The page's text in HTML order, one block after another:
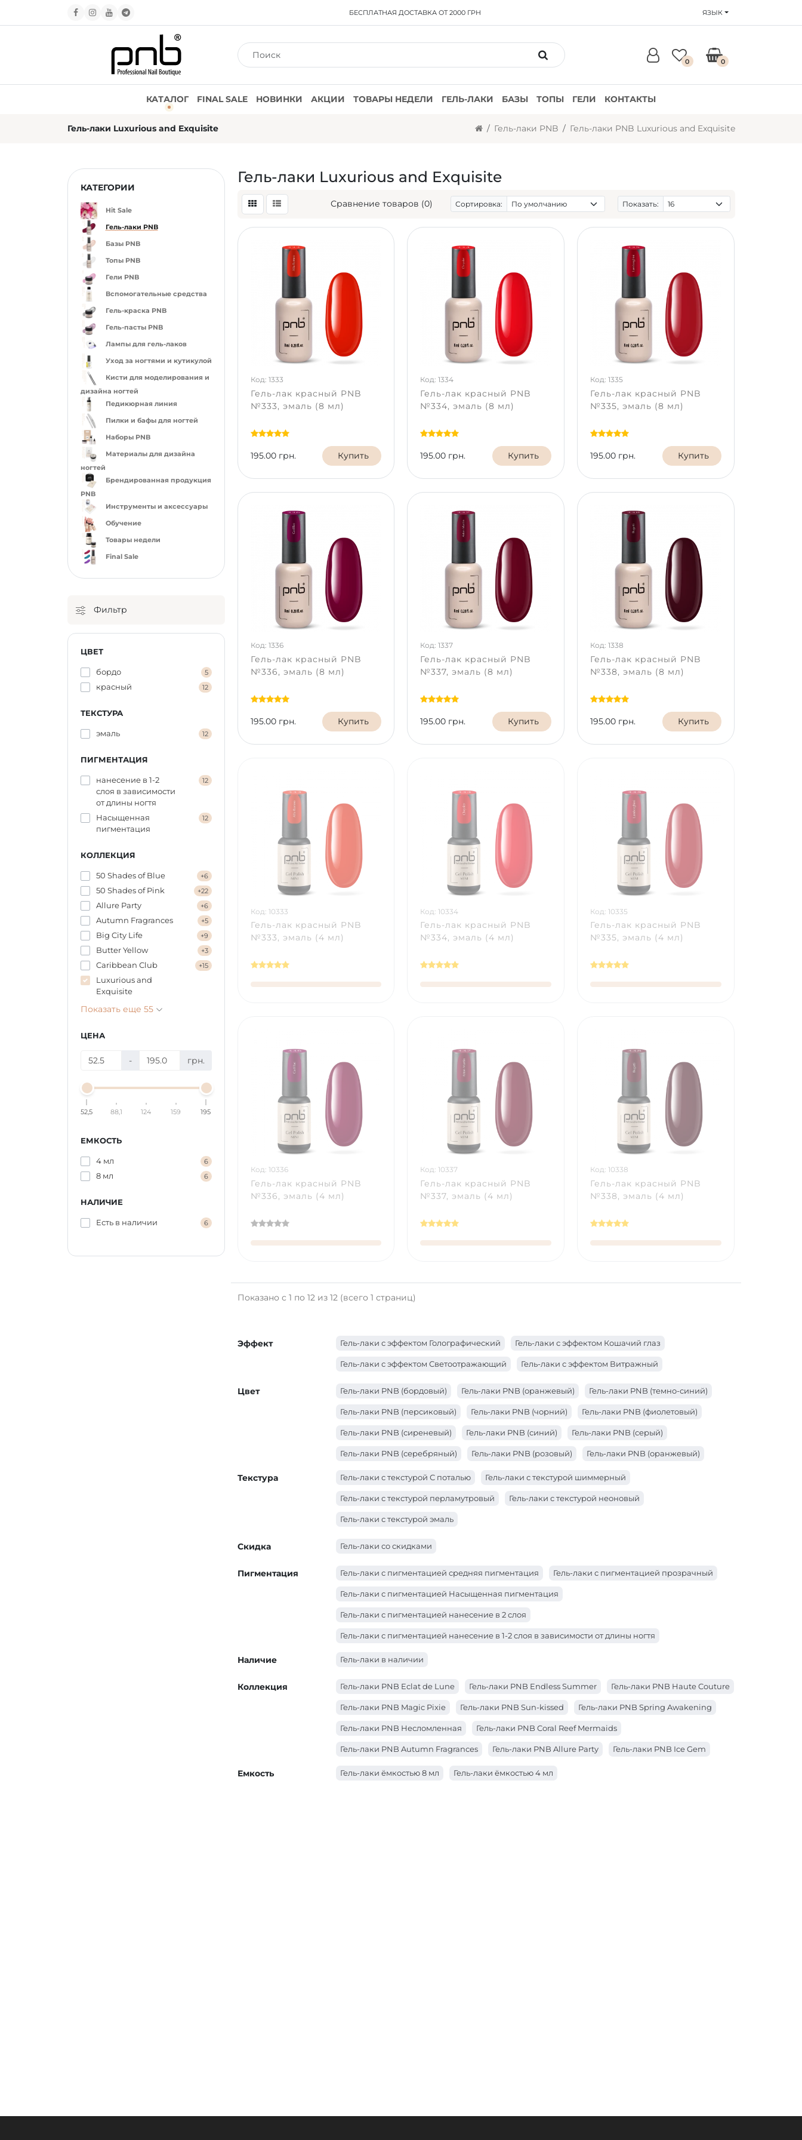
БЕСПЛАТНАЯ ДОСТАВКА ОТ 2000 ГРН ЯЗЫК
0 0
КАТАЛОГ FINAL SALE НОВИНКИ АКЦИИ ТОВАРЫ НЕДЕЛИ ГЕЛЬ-ЛАКИ БАЗЫ ТОПЫ ГЕЛИ КОНТАКТЫ
Гель-лаки Luxurious and Exquisite Гель-лаки PNB Гель-лаки PNB Luxurious and Exquisite
КАТЕГОРИИ
Hit Sale
Гель-лаки PNB
Базы PNB
Топы PNB
Гели PNB
Вспомогательные средства
Гель-краска PNB
Гель-пасты PNB
Лампы для гель-лаков
Уход за ногтями и кутикулой
Кисти для моделирования и
дизайна ногтей
Педикюрная линия
Пилки и бафы для ногтей
Наборы PNB
Материалы для дизайна
ногтей
Брендированная продукция
PNB
Инструменты и аксессуары
Обучение
Товары недели
Final Sale
Фильтр
ЦВЕТ
бордо 5
красный 12
ТЕКСТУРА
эмаль 12
ПИГМЕНТАЦИЯ
нанесение в 1-2
слоя в зависимости
от длины ногтя
12
Насыщенная
пигментация
12
КОЛЛЕКЦИЯ
50 Shades of Blue +6
50 Shades of Pink +22
Allure Party +6
Autumn Fragrances +5
Big City Life +9
Butter Yellow +3
Caribbean Сlub +15
Luxurious and
Exquisite
Показать еще 55
ЦЕНА
- грн.
52,5 88,1 124 159 195
ЕМКОСТЬ
4 мл 6
8 мл 6
НАЛИЧИЕ
Есть в наличии 6
Гель-лаки Luxurious and Exquisite
Сравнение товаров (0) Сортировка: Показать:
Код: 1333
Гель-лак красный PNB
№333, эмаль (8 мл)
195.00 грн. Купить
Код: 1334
Гель-лак красный PNB
№334, эмаль (8 мл)
195.00 грн. Купить
Код: 1335
Гель-лак красный PNB
№335, эмаль (8 мл)
195.00 грн. Купить
Код: 1336
Гель-лак красный PNB
№336, эмаль (8 мл)
195.00 грн. Купить
Код: 1337
Гель-лак красный PNB
№337, эмаль (8 мл)
195.00 грн. Купить
Код: 1338
Гель-лак красный PNB
№338, эмаль (8 мл)
195.00 грн. Купить
Код: 10333
Гель-лак красный PNB
№333, эмаль (4 мл)
Код: 10334
Гель-лак красный PNB
№334, эмаль (4 мл)
Код: 10335
Гель-лак красный PNB
№335, эмаль (4 мл)
Код: 10336
Гель-лак красный PNB
№336, эмаль (4 мл)
Код: 10337
Гель-лак красный PNB
№337, эмаль (4 мл)
Код: 10338
Гель-лак красный PNB
№338, эмаль (4 мл)
Показано с 1 по 12 из 12 (всего 1 страниц)
Эффект Гель-лаки с эффектом Голографический Гель-лаки с эффектом Кошачий глаз
Гель-лаки с эффектом Светоотражающий Гель-лаки с эффектом Витражный
Цвет Гель-лаки PNB (бордовый) Гель-лаки PNB (оранжевый) Гель-лаки PNB (темно-синий)
Гель-лаки PNB (персиковый) Гель-лаки PNB (чорний) Гель-лаки PNB (фиолетовый)
Гель-лаки PNB (сиреневый) Гель-лаки PNB (синий) Гель-лаки PNB (серый)
Гель-лаки PNB (серебряный) Гель-лаки PNB (розовый) Гель-лаки PNB (оранжевый)
Гель-лаки PNB (молочный) Гель-лаки PNB (красный) Гель-лаки PNB (коричневый)
Гель-лаки PNB (коралловый) Гель-лаки PNB (золотой) Гель-лаки PNB (зеленый)
Гель-лаки PNB (желтый) Гель-лаки PNB (голубой)
Текстура Гель-лаки с текстурой С поталью Гель-лаки с текстурой шиммерный
Гель-лаки с текстурой перламутровый Гель-лаки с текстурой неоновый
Гель-лаки с текстурой эмаль
Скидка Гель-лаки со скидками
Пигментация Гель-лаки с пигментацией средняя пигментация Гель-лаки с пигментацией прозрачный
Гель-лаки с пигментацией Насыщенная пигментация
Гель-лаки с пигментацией нанесение в 2 слоя
Гель-лаки с пигментацией нанесение в 1-2 слоя в зависимости от длины ногтя
Наличие Гель-лаки в наличии
Коллекция Гель-лаки PNB Eclat de Lune Гель-лаки PNB Endless Summer Гель-лаки PNB Haute Couture
Гель-лаки PNB Magic Pixie Гель-лаки PNB Sun-kissed Гель-лаки PNB Spring Awakening
Гель-лаки PNB Несломленная Гель-лаки PNB Coral Reef Mermaids
Гель-лаки PNB Autumn Fragrances Гель-лаки PNB Allure Party Гель-лаки PNB Ice Gem
Гель-лаки PNB City Harmony Гель-лаки PNB Основная палитра
Емкость Гель-лаки ёмкостью 8 мл Гель-лаки ёмкостью 4 мл